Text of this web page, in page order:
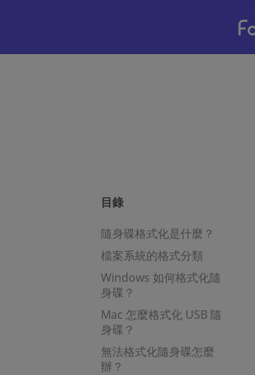
目錄
隨身碟格式化是什麼？
檔案系統的格式分類
Windows 如何格式化隨
身碟？
Mac 怎麼格式化 USB 隨
身碟？
無法格式化隨身碟怎麼
辦？